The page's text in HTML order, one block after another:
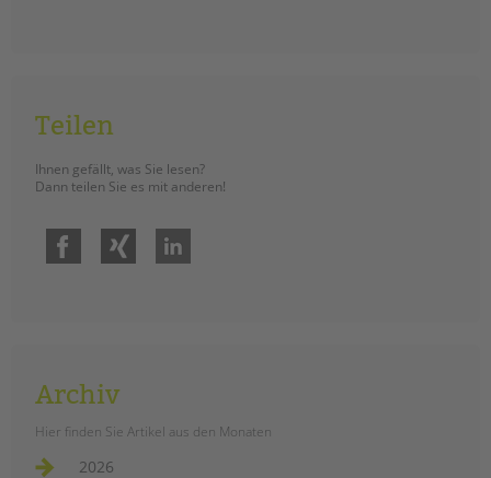
Teilen
Ihnen gefällt, was Sie lesen?
Dann teilen Sie es mit anderen!
Facebook
Archiv
Hier finden Sie Artikel aus den Monaten
2026